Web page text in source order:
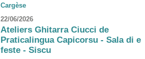
Cargèse
22/06/2026
Ateliers Ghitarra Ciucci de
Praticalingua Capicorsu - Sala di e
feste - Siscu